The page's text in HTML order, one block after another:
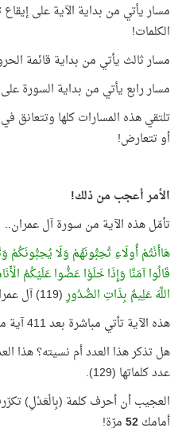
مسار يأتي من بداية الآية على
الكلمات!
مسار ثالث يأتي من بداية قائمة
مسار رابع يأتي من بداية السورة
تلتقي هذه المسارات كلها
أو تتعارض!
الأمر أعجب من ذلك!
تأمّل هذه الآية من سورة آل عمران..
هَاأَنْتُمْ أُولَاءِ تُحِبُّونَهُمْ وَلَا يُحِبُّونَكُمْ
قَالُوا آمَنَّا وَإِذَا خَلَوْا عَضُّوا عَلَيْكُمُ
اللَّهَ عَلِيمٌ بِذَاتِ الصُّدُورِ(119) آل عمران.
هذه الآية تأتي مباشرة بعد 411 آية من بداية المصحف!
عدد كلماتها (129).
العجيب أن أحرف كلمة (بِالْعَدْلِ)
أمامك52مرّة!